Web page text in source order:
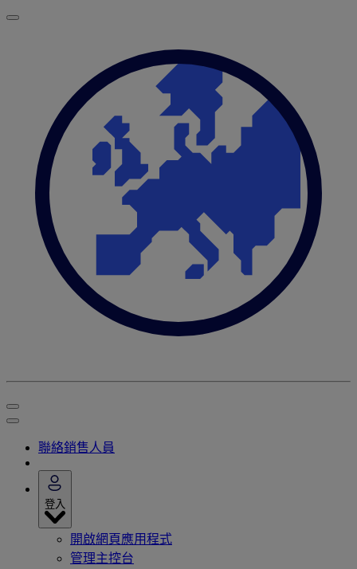
聯絡銷售人員
登入
開啟網頁應用程式
管理主控台